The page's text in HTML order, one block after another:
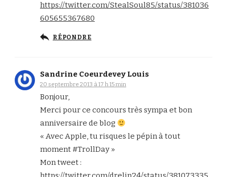
https://twitter.com/StealSoul85/status/381036
605655367680
RÉPONDRE
Sandrine Coeurdevey Louis
20 septembre 2013 à 17 h 15 min
Bonjour,
Merci pour ce concours très sympa et bon
anniversaire de blog
« Avec Apple, tu risques le pépin à tout
moment #TrollDay »
Mon tweet :